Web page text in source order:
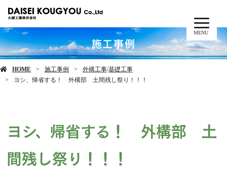
MENU
施工事例
HOME 施工事例 外構工事/基礎工事
ヨシ、帰省する！ 外構部 土間残し祭り！！！
ヨシ、帰省する！ 外構部 土
間残し祭り！！！